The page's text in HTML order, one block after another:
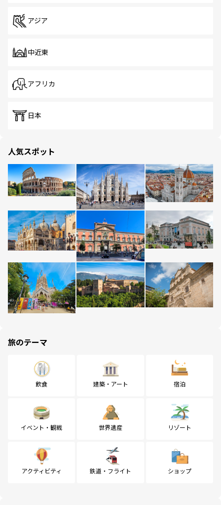
アジア
中近東
アフリカ
日本
人気スポット
旅のテーマ
飲食 建築・アート 宿泊
イベント・観戦 世界遺産 リゾート
アクティビティ 鉄道・フライト ショップ